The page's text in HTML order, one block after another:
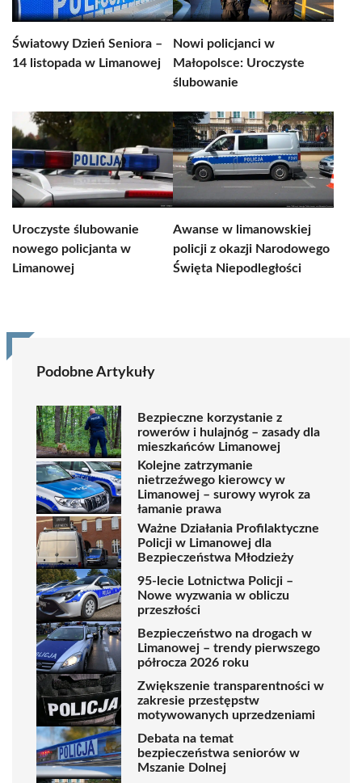
Światowy Dzień Seniora –
14 listopada w Limanowej
Nowi policjanci w
Małopolsce: Uroczyste
ślubowanie
Uroczyste ślubowanie
nowego policjanta w
Limanowej
Awanse w limanowskiej
policji z okazji Narodowego
Święta Niepodległości
Podobne Artykuły
Bezpieczne korzystanie z
rowerów i hulajnóg – zasady dla
mieszkańców Limanowej
Kolejne zatrzymanie
nietrzeźwego kierowcy w
Limanowej – surowy wyrok za
łamanie prawa
Ważne Działania Profilaktyczne
Policji w Limanowej dla
Bezpieczeństwa Młodzieży
95-lecie Lotnictwa Policji –
Nowe wyzwania w obliczu
przeszłości
Bezpieczeństwo na drogach w
Limanowej – trendy pierwszego
półrocza 2026 roku
Zwiększenie transparentności w
zakresie przestępstw
motywowanych uprzedzeniami
Debata na temat
bezpieczeństwa seniorów w
Mszanie Dolnej